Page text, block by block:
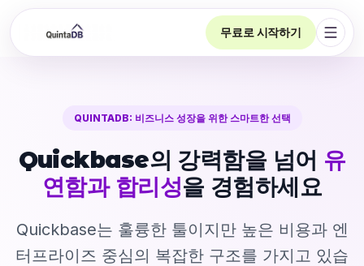
무료로 시작하기
탐색
QUINTADB: 비즈니스 성장을 위한 스마트한 선택
Quickbase의 강력함을 넘어 유
연함과 합리성을 경험하세요
Quickbase는 훌륭한 툴이지만 높은 비용과 엔
터프라이즈 중심의 복잡한 구조를 가지고 있습